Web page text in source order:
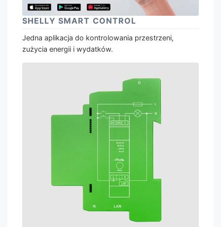
SHELLY SMART CONTROL
Jedna aplikacja do kontrolowania przestrzeni,
zużycia energii i wydatków.